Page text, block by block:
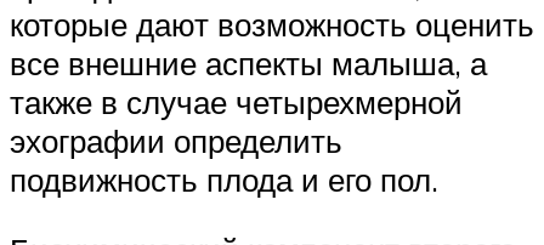
которые дают возможность оценить
все внешние аспекты малыша, а
также в случае четырехмерной
эхографии определить
подвижность плода и его пол.